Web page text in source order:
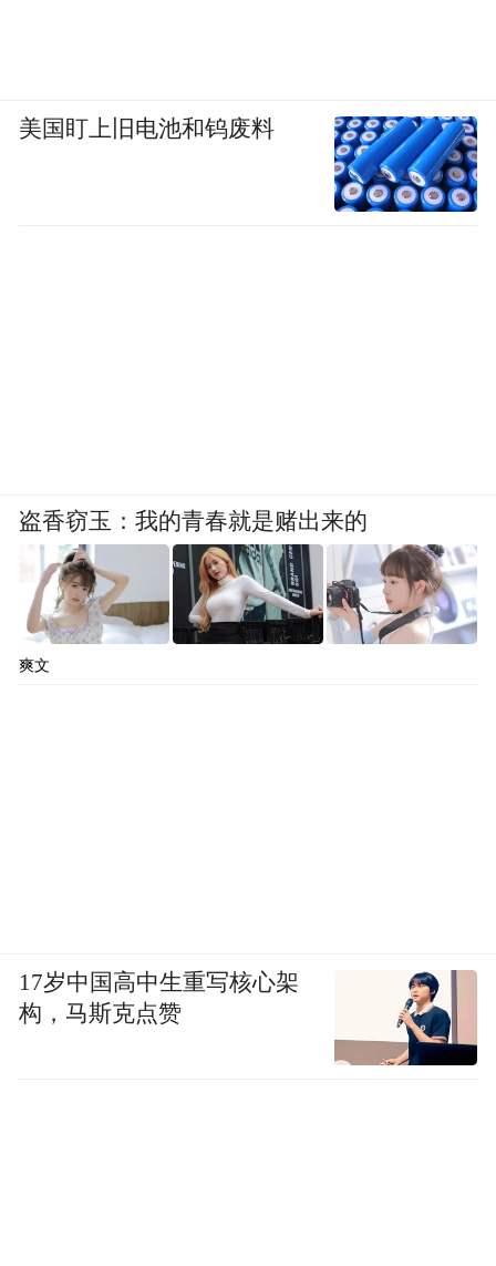
美国盯上旧电池和钨废料
盗香窃玉：我的青春就是赌出来的
爽文
17岁中国高中生重写核心架
构，马斯克点赞